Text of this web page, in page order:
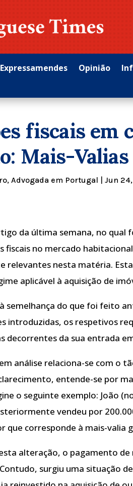
Expressamendes Opinião
fiscais em
Mais-
Advogada em Portugal |Jun
da última semana, no qual
fiscais no mercado
relevantes nesta matéria.
aplicável à aquisição de
semelhança do que foi feito
introduzidas, os respetivos
decorrentes da sua entrada
análise relaciona-se com o
entende-se por
o seguinte exemplo: João
vendeu por
que corresponde à mais-valia
alteração, o pagamento
surgiu uma situação